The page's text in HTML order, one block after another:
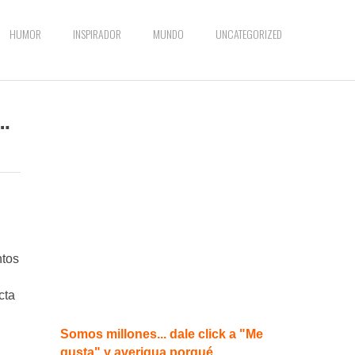
HUMOR INSPIRADOR MUNDO UNCATEGORIZED
Somos millones... dale click a "Me
gusta" y averigua porqué